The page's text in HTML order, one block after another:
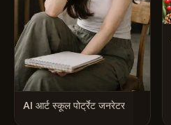
AI आर्ट स्कूल पोर्ट्रेट जनरेटर